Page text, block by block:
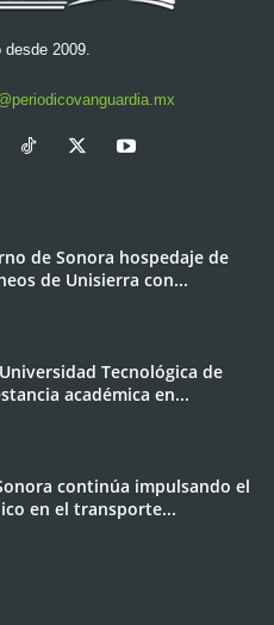
2009.
de Sonora hospedaje de
de Unisierra con...
Tecnológica de
académica en...
continúa impulsando el
en el transporte...